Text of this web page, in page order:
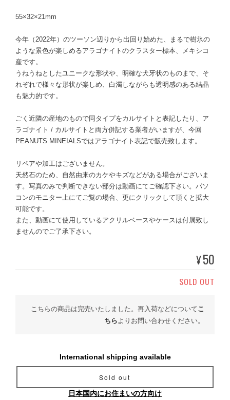
55×32×21mm
今年（2022年）のツーソン辺りから出回り始めた、まるで樹氷の
ような景色が楽しめるアラゴナイトのクラスター標本、メキシコ
産です。
うねうねとしたユニークな形状や、明確な犬牙状のものまで、そ
れぞれで様々な形状が楽しめ、白濁しながらも透明感のある結晶
も魅力的です。
ごく近隣の産地のもので同タイプをカルサイトと表記したり、ア
ラゴナイト / カルサイトと両方併記する業者がいますが、今回
PEANUTS MINEIALSではアラゴナイト表記で販売致します。
リペアや加工はございません。
天然石のため、自然由来のカケやキズなどがある場合がございま
す。写真のみで判断できない部分は動画にてご確認下さい。パソ
コンのモニター上にてご覧の場合、更にクリックして頂くと拡大
可能です。
また、動画にて使用しているアクリルベースやケースは付属致し
ませんのでご了承下さい。
¥50
SOLD OUT
こちらの商品は完売いたしました。再入荷などについてこ
ちらよりお問い合わせください。
International shipping available
Sold out
日本国内にお住まいの方向け